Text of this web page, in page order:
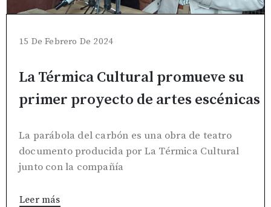
15 De Febrero De 2024
La Térmica Cultural promueve su
primer proyecto de artes escénicas
La parábola del carbón es una obra de teatro
documento producida por La Térmica Cultural
junto con la compañía
Leer más